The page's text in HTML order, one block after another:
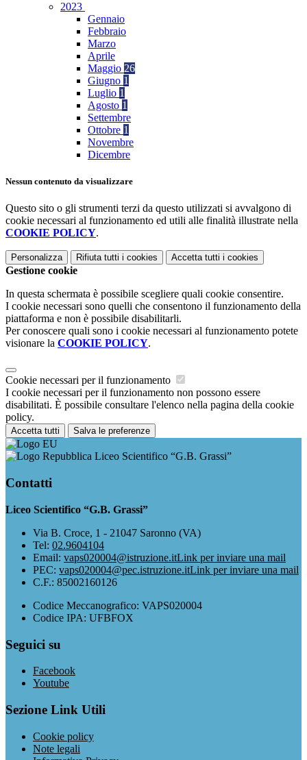
2023
Gennaio
Febbraio
Marzo
Aprile
Maggio 26
Giugno 1
Luglio 1
Agosto 1
Settembre
Ottobre 1
Novembre
Dicembre
Nessun contenuto da visualizzare
Questo sito o gli strumenti terzi da questo utilizzati si avvalgono di
cookie necessari al funzionamento ed utili alle finalità illustrate nella
COOKIE POLICY.
Personalizza Rifiuta tutti i cookies Accetta tutti i cookies
Gestione cookie
In questa schermata è possibile scegliere quali cookie consentire.
I cookie necessari sono quelli che consentono il funzionamento della
piattaforma e non è possibile disabilitarli.
Per conoscere quali sono i cookie necessari al funzionamento potete
visionare la COOKIE POLICY.
Cookie necessari per il funzionamento
I cookie necessari per il funzionamento non possono essere
disabilitati. È possibile consultare l'elenco nella pagina della cookie
policy.
Accetta tutti Salva le preferenze
Liceo Scientifico “G.B. Grassi”
Contatti
Liceo Scientifico “G.B. Grassi”
Via B. Croce, 1 - 21047 Saronno (VA)
Tel: 02.9604104
Email: vaps020004@istruzione.itLink per inviare una mail
PEC: vaps020004@pec.istruzione.itLink per inviare una mail
C.F.: 85002160126
Codice Meccanografico: VAPS020004
Codice IPA: UFBFOX
Seguici su
Facebook
Youtube
Sezione Link Utili
Cookie policy
Note legali